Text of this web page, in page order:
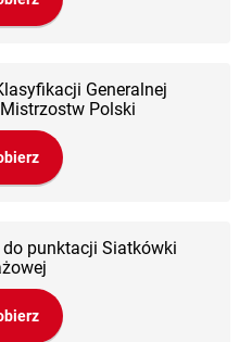
Generalnej
Polski
punktacji Siatkówki